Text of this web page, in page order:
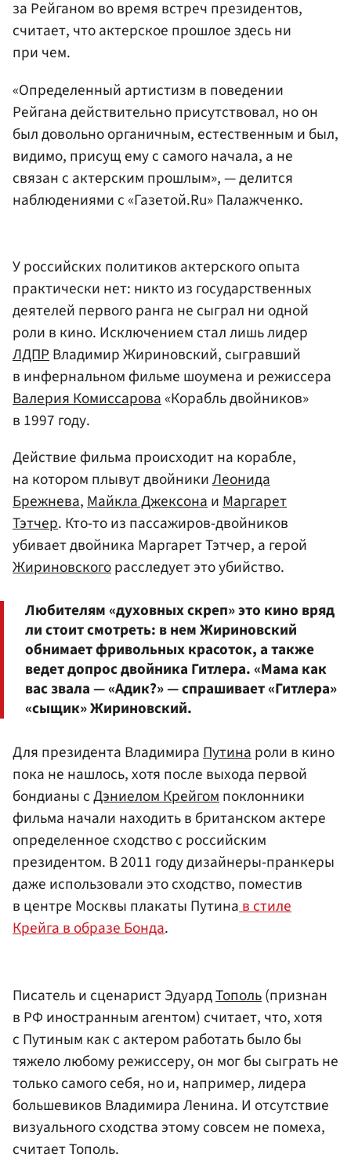
за Рейганом во время встреч президентов,
считает, что актерское прошлое здесь ни
при чем.
«Определенный артистизм в поведении
Рейгана действительно присутствовал, но он
был довольно органичным, естественным и был,
видимо, присущ ему с самого начала, а не
связан с актерским прошлым», — делится
наблюдениями с «Газетой.Ru» Палажченко.
У российских политиков актерского опыта
практически нет: никто из государственных
деятелей первого ранга не сыграл ни одной
роли в кино. Исключением стал лишь лидер
ЛДПРВладимир Жириновский, сыгравший
в инфернальном фильме шоумена и режиссера
Валерия Комиссарова«Корабль двойников»
в 1997 году.
Действие фильма происходит на корабле,
на котором плывут двойникиЛеонида
Брежнева,Майкла ДжексонаиМаргарет
Тэтчер. Кто-то из пассажиров-двойников
убивает двойника Маргарет Тэтчер, а герой
Жириновскогорасследует это убийство.
Любителям «духовных скреп» это кино вряд
ли стоит смотреть: в нем Жириновский
обнимает фривольных красоток, а также
ведет допрос двойника Гитлера. «Мама как
вас звала — «Адик?» — спрашивает «Гитлера»
«сыщик» Жириновский.
Для президента ВладимираПутинароли в кино
пока не нашлось, хотя после выхода первой
бондианы сДэниелом Крейгомпоклонники
фильма начали находить в британском актере
определенное сходство с российским
президентом. В 2011 году дизайнеры-пранкеры
даже использовали это сходство, поместив
в центре Москвы плакаты Путинав стиле
Крейга в образе Бонда.
Писатель и сценарист ЭдуардТополь(признан
в РФ иностранным агентом) считает, что, хотя
с Путиным как с актером работать было бы
тяжело любому режиссеру, он мог бы сыграть не
только самого себя, но и, например, лидера
большевиков Владимира Ленина. И отсутствие
визуального сходства этому совсем не помеха,
считает Тополь.